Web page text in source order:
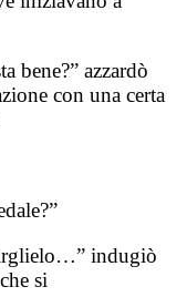
bene?” azzardò
con una certa
indugiò
si